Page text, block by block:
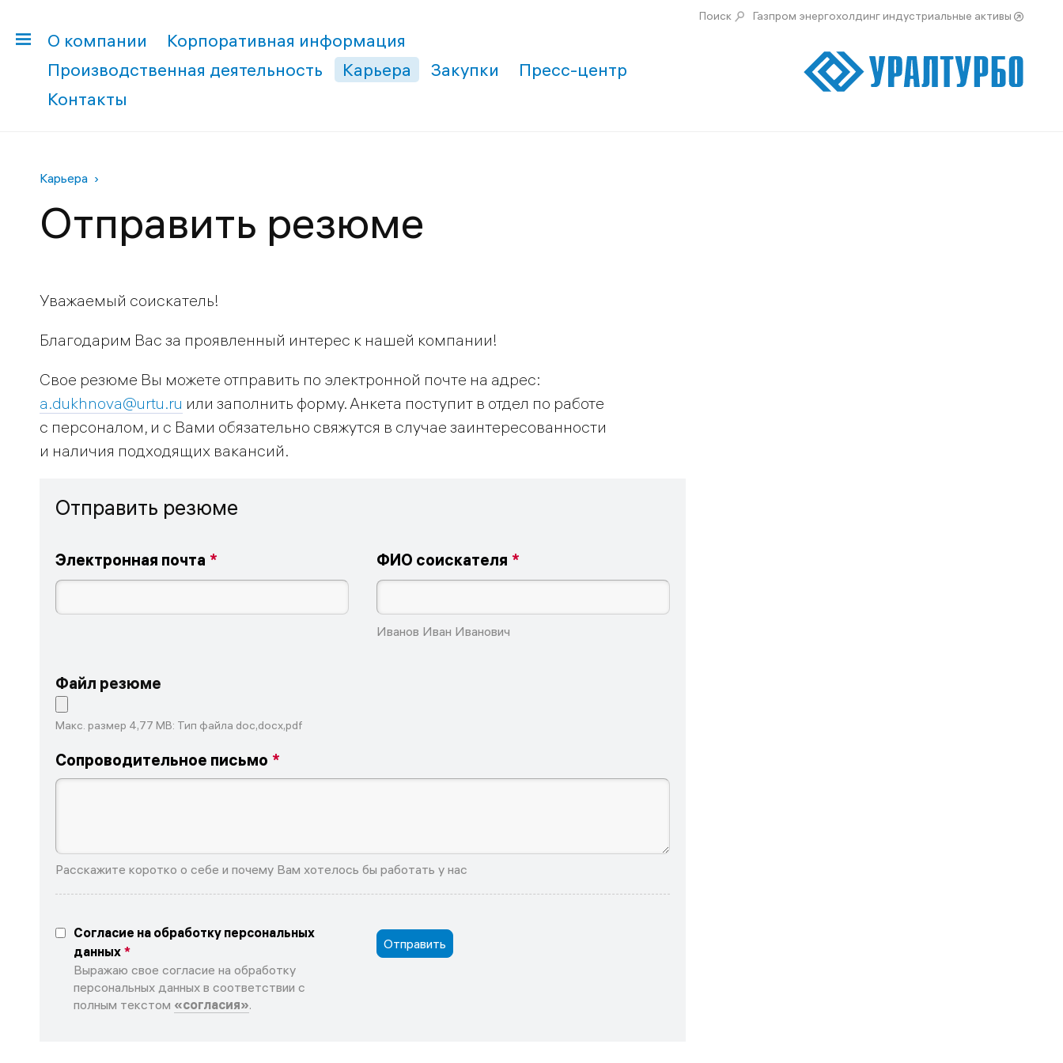
О компании
Корпоративная информация
Производственная деятельность
Карьера Закупки
Пресс-центр
Контакты
Поиск Газпром энергохолдинг индустриальные активы
Карьера
Отправить резюме
Уважаемый соискатель!
Благодарим Вас за проявленный интерес к нашей компании!
Свое резюме Вы можете отправить по электронной почте на адрес:
a.dukhnova@urtu.ru или заполнить форму. Анкета поступит в отдел по работе
с персоналом, и с Вами обязательно свяжутся в случае заинтересованности
и наличия подходящих вакансий.
Отправить резюме
Электронная почта ФИО соискателя
Иванов Иван Иванович
Файл резюме
Макс. размер 4,77 MB: Тип файла doc,docx,pdf
Сопроводительное письмо
Расскажите коротко о себе и почему Вам хотелось бы работать у нас
Согласие на обработку персональных
данных
Выражаю свое согласие на обработку
персональных данных в соответствии с
полным текстом «согласия».